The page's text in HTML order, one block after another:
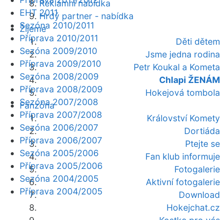
Reklamní nabídka
Hrdý partner - nabídka
Žijeme
Děti dětem
Jsme jedna rodina
Petr Koukal a Kometa
Chlapi ŽENÁM
Hokejová tombola
Fanzóna
Království Komety
Dortiáda
Ptejte se
Fan klub informuje
Fotogalerie
Aktivní fotogalerie
Download
Hokejchat.cz
EHT 2011
Sezóna 2010/2011
Příprava 2010/2011
Sezóna 2009/2010
Příprava 2009/2010
Sezóna 2008/2009
Příprava 2008/2009
Sezóna 2007/2008
Příprava 2007/2008
Sezóna 2006/2007
Příprava 2006/2007
Sezóna 2005/2006
Příprava 2005/2006
Sezóna 2004/2005
Příprava 2004/2005